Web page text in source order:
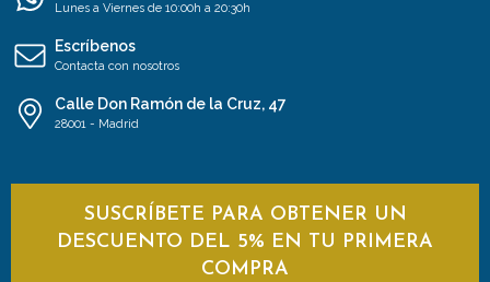
Lunes a Viernes de 10:00h a 20:30h
Escríbenos
Contacta con nosotros
Calle Don Ramón de la Cruz, 47
28001 - Madrid
SUSCRÍBETE PARA OBTENER UN
DESCUENTO DEL 5% EN TU PRIMERA
COMPRA